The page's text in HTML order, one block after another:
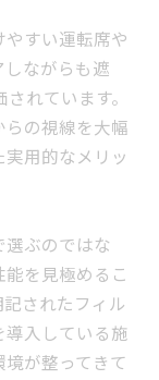
すい運転席や
ながらも遮
れています。
の視線を大幅
用的なメリッ
ぶのではな
を見極めるこ
されたフィル
入している施
が整ってきて